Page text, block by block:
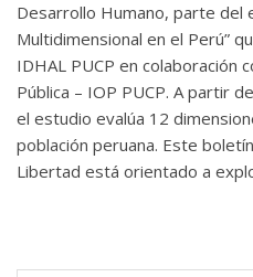
Desarrollo Humano, parte del
Multidimensional en el Perú”
IDHAL PUCP en colaboración
Pública – IOP PUCP. A partir
el estudio evalúa 12
población peruana. Este
Libertad está orientado a